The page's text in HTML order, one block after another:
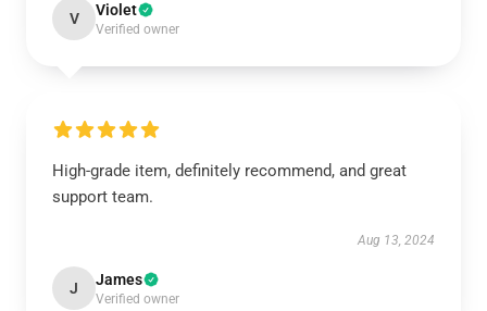
V Violet
Verified owner
High-grade item, definitely recommend, and great
support team.
Aug 13, 2024
J James
Verified owner